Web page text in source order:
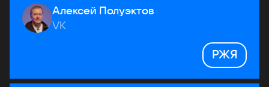
Алексей Полуэктов
VK
РЖЯ